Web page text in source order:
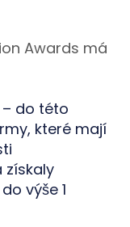
Awards má
– do této
které mají
získaly
výše 1